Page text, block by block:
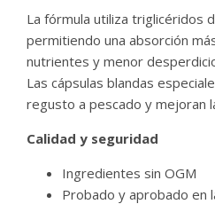
La fórmula utiliza triglicéridos
permitiendo una absorción
nutrientes y menor
Las cápsulas blandas
regusto a pescado y mejoran
Calidad y seguridad
Ingredientes sin OGM
Probado y aprobado